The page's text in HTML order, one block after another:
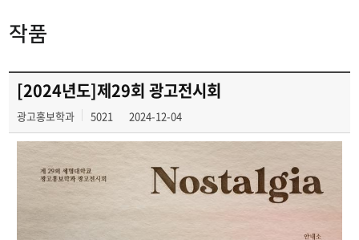
작품
[2024년도]제29회 광고전시회
광고홍보학과 5021 2024-12-04